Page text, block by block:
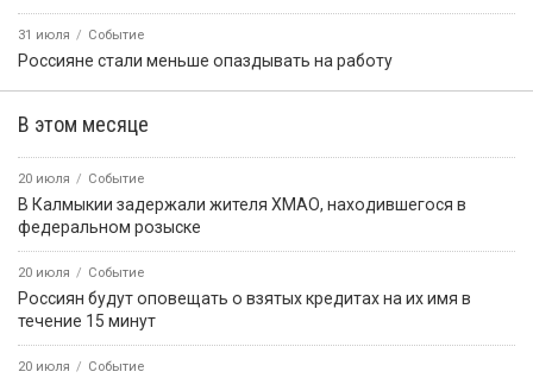
31 июля Событие
Россияне стали меньше опаздывать на работу
В этом месяце
20 июля Событие
В Калмыкии задержали жителя ХМАО, находившегося в
федеральном розыске
20 июля Событие
Россиян будут оповещать о взятых кредитах на их имя в
течение 15 минут
20 июля Событие